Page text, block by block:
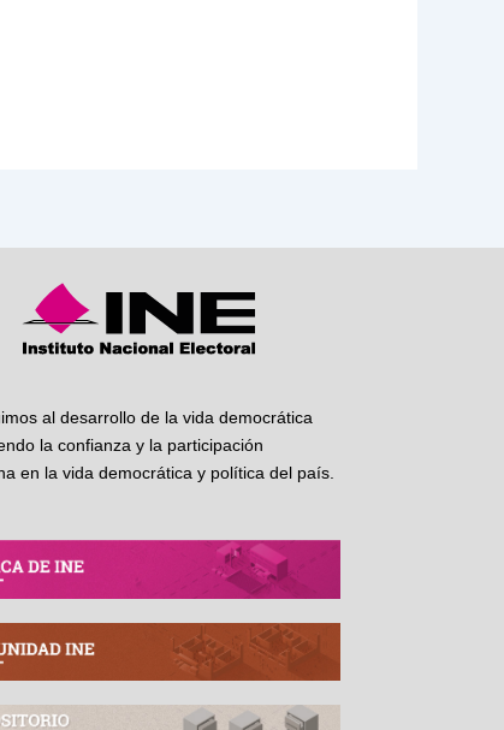
al desarrollo de la vida democrática
la confianza y la participación
en la vida democrática y política del país.